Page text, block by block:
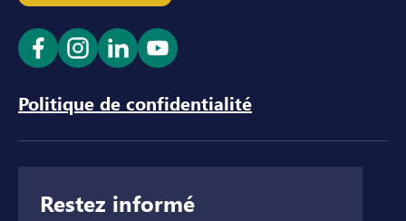
Ouvrir le lien dans un nouvel onglet
Ouvrir le lien dans un nouvel onglet
Ouvrir le lien dans un nouvel
Ouvrir le lien dans un
Politique de confidentialité
Restez informé